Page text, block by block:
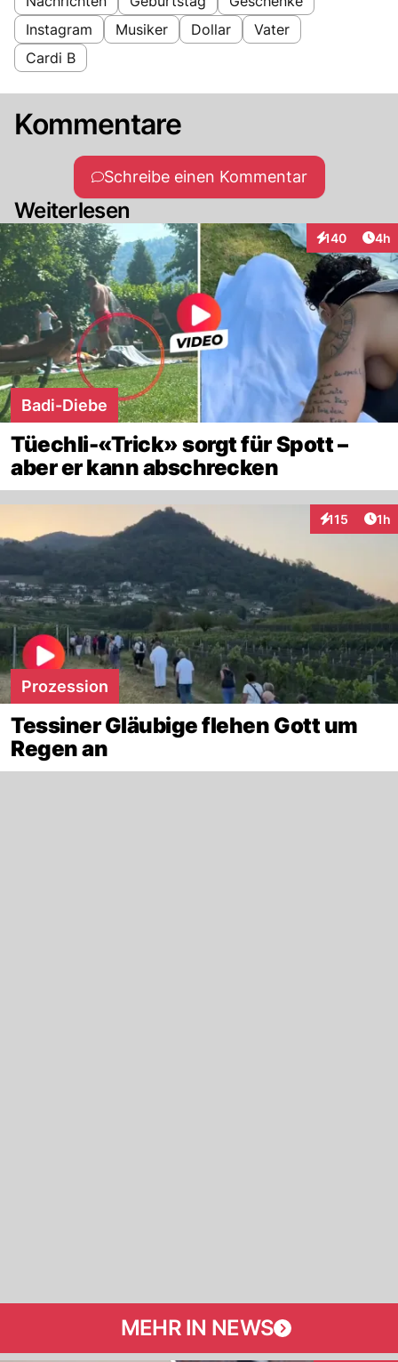
Instagram
Musiker Dollar
Vater
Cardi B
Kommentare
Schreibe einen Kommentar
Weiterlesen
140
Interaktionen
4h
Badi-Diebe
Tüechli-«Trick» sorgt für Spott –
aber er kann abschrecken
115
Interaktionen
1h
Prozession
Tessiner Gläubige flehen Gott um
Regen an
MEHR IN NEWS